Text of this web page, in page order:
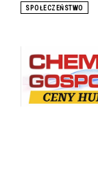
SPOŁECZEŃSTWO